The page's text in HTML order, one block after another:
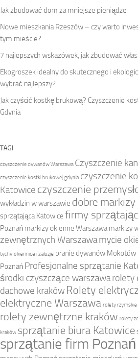
Jak zbudować dom za mniejsze pieniądze
Nowe mieszkania Rzeszów – czy warto
tym mieście?
7 najlepszych wskazówek, jak zbudować
Ekogroszek idealny do skutecznego i
wybrać najlepszy?
Jak czyścić kostkę brukową? Czyszczenie
Gdynia
TAGI
czyszczenie dywanów Warszawa Czyszczenie
czyszczenie kostki brukowej gdynia czyszczenie
Katowice czyszczenie
wykładzin w warszawie dobre
sprzątająca Katowice firmy
Poznań markizy okienne Warszawa markizy
zewnętrznych Warszawamycie
tychy okiennice i żaluzje pranie dywanów Mokotów
Poznań Profesjonalne sprzątanie
środki czyszczące warszawarolety
dachowe kraków Rolety
elektryczne Warszawa rolety rzymskie
rolety zewnętrzne kraków rolety
kraków sprzątanie biura Katowice
sprzątanie firm Poznań